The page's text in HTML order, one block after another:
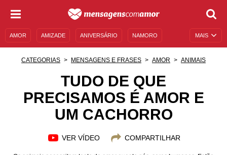
MAIS
AMOR AMIZADE ANIVERSÁRIO NAMORO
MENSAGENS E FRASES MENSAGENS DE ANIVERSÁRIO
FAMOSOS BÍBLIA
CATEGORIAS MENSAGENS E FRASES AMOR ANIMAIS
TUDO DE QUE
PRECISAMOS É AMOR E
UM CACHORRO
VER VÍDEO COMPARTILHAR